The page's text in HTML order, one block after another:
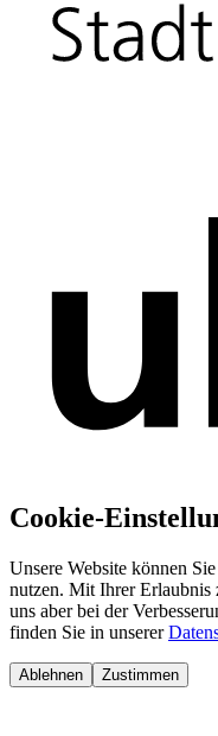
Cookie-
Unsere Website können
nutzen. Mit Ihrer Erlaubnis
uns aber bei der
finden Sie in unserer
Ablehnen Zustimmen